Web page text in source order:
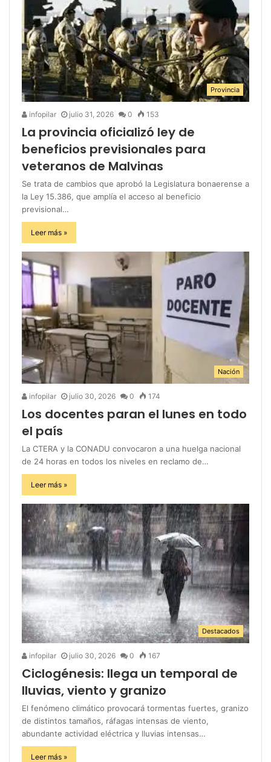
Provincia
infopilar julio 31, 2026 0 153
La provincia oficializó ley de
beneficios previsionales para
veteranos de Malvinas
Se trata de cambios que aprobó la Legislatura bonaerense a
la Ley 15.386, que amplía el acceso al beneficio
previsional…
Leer más »
Nación
infopilar julio 30, 2026 0 174
Los docentes paran el lunes en todo
el país
La CTERA y la CONADU convocaron a una huelga nacional
de 24 horas en todos los niveles en reclamo de…
Leer más »
Destacados
infopilar julio 30, 2026 0 167
Ciclogénesis: llega un temporal de
lluvias, viento y granizo
El fenómeno climático provocará tormentas fuertes, granizo
de distintos tamaños, ráfagas intensas de viento,
abundante actividad eléctrica y lluvias intensas…
Leer más »